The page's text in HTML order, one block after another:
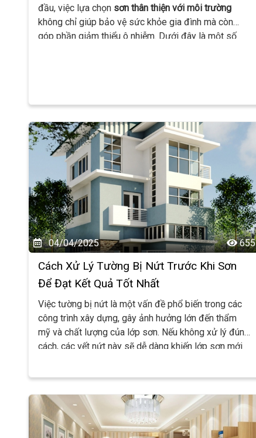
đầu, việc lựa chọn sơn thân thiện với môi trường
không chỉ giúp bảo vệ sức khỏe gia đình mà còn
góp phần giảm thiểu ô nhiễm. Dưới đây là một số
04/04/2025 655
Cách Xử Lý Tường Bị Nứt Trước Khi Sơn
Để Đạt Kết Quả Tốt Nhất
Việc tường bị nứt là một vấn đề phổ biến trong các
công trình xây dựng, gây ảnh hưởng lớn đến thẩm
mỹ và chất lượng của lớp sơn. Nếu không xử lý đúng
cách, các vết nứt này sẽ dễ dàng khiến lớp sơn mới
đẹp và lâu dài. Đặc biệt, bạn có thể tìm thấy các vật
liệu sơn chất lượng tại Đại lý Sơn Đại Hải ở Hải
Phòng, nơi cung cấp các giải pháp sơn uy tín cho